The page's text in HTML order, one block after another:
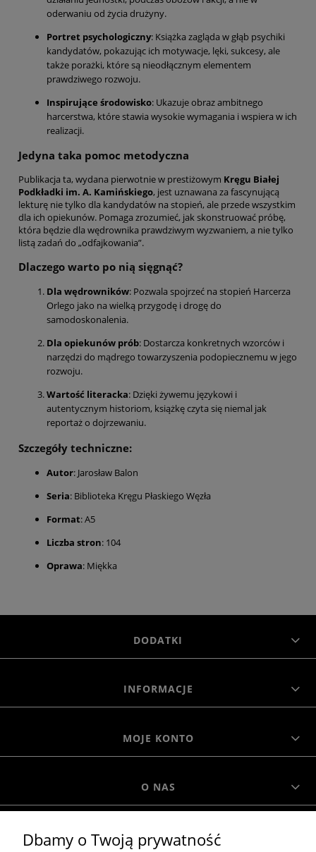
oderwaniu od życia drużyny.
Portret psychologiczny: Książka zagląda w głąb psychiki
kandydatów, pokazując ich motywacje, lęki, sukcesy, ale
także porażki, które są nieodłącznym elementem
prawdziwego rozwoju.
Inspirujące środowisko: Ukazuje obraz ambitnego
harcerstwa, które stawia wysokie wymagania i wspiera w ich
realizacji.
Jedyna taka pomoc metodyczna
Publikacja ta, wydana pierwotnie w prestiżowym Kręgu Białej
Podkładki im. A. Kamińskiego, jest uznawana za fascynującą
lekturę nie tylko dla kandydatów na stopień, ale przede wszystkim
dla ich opiekunów. Pomaga zrozumieć, jak skonstruować próbę,
która będzie dla wędrownika prawdziwym wyzwaniem, a nie tylko
listą zadań do „odfajkowania”.
Dlaczego warto po nią sięgnąć?
Dla wędrowników: Pozwala spojrzeć na stopień Harcerza
Orlego jako na wielką przygodę i drogę do
samodoskonalenia.
Dla opiekunów prób: Dostarcza konkretnych wzorców i
narzędzi do mądrego towarzyszenia podopiecznemu w jego
rozwoju.
Wartość literacka: Dzięki żywemu językowi i
autentycznym historiom, książkę czyta się niemal jak
reportaż o dojrzewaniu.
Szczegóły techniczne:
Autor: Jarosław Balon
Seria: Biblioteka Kręgu Płaskiego Węzła
Format: A5
Liczba stron: 104
Oprawa: Miękka
DODATKI
INFORMACJE
MOJE KONTO
O NAS
MOROWO
Dbamy o Twoją prywatność